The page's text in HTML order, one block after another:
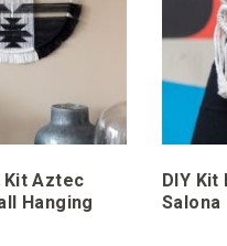
Kit Aztec
Hanging
DIY Kit
Salona